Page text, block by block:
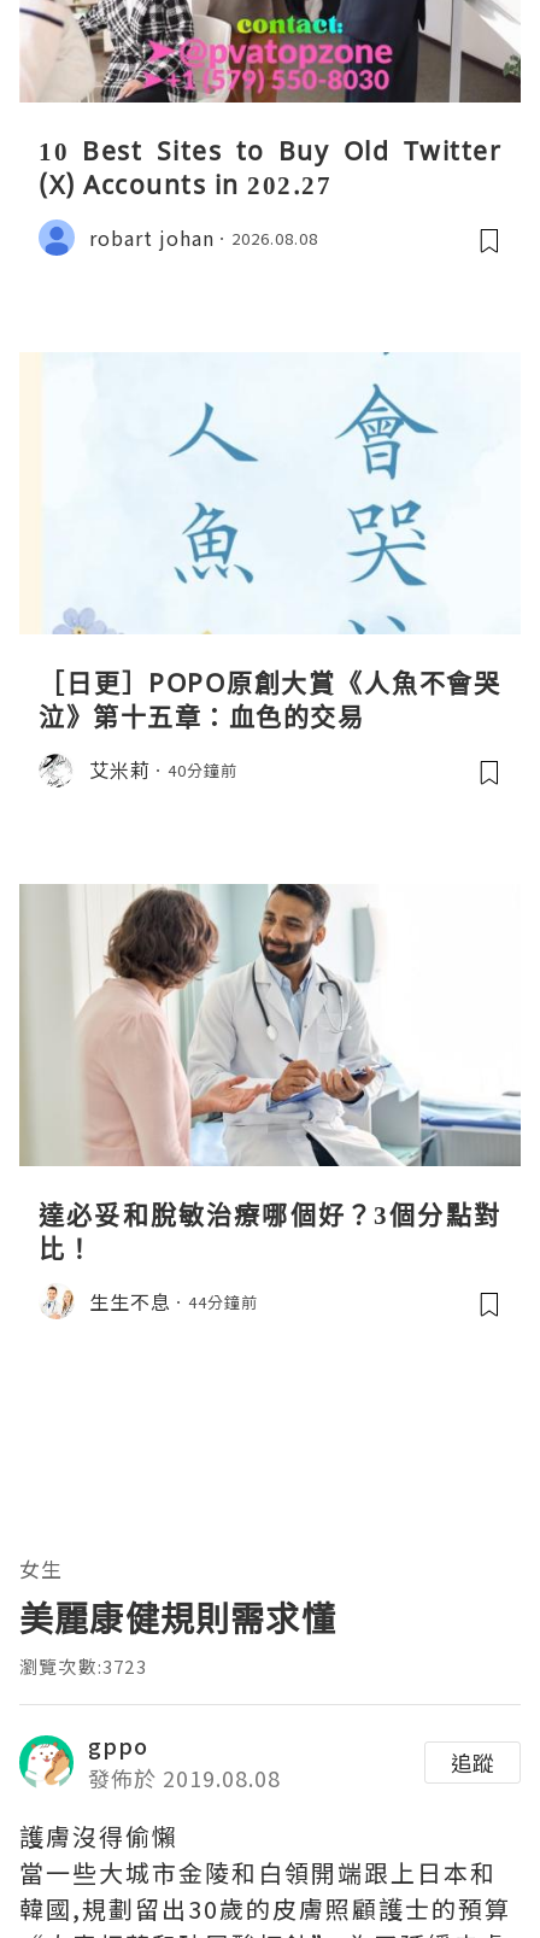
10 Best Sites to Buy Old Twitter
(X) Accounts in 202.27
robart johan 2026.08.08
［日更］POPO原創大賞《人魚不會哭
泣》第十五章：血色的交易
艾米莉 40分鐘前
達必妥和脫敏治療哪個好？3個分點對
比！
生生不息 44分鐘前
女生
美麗康健規則需求懂
瀏覽次數:3723
gppo
發佈於 2019.08.08
追蹤
護膚沒得偷懶
當一些大城市金陵和白領開端跟上日本和
韓國,規劃留出30歲的皮膚照顧護士的預算